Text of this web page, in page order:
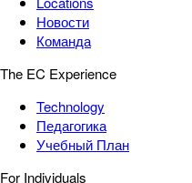
Новости
Команда
The EC Experience
Technology
Педагогика
Учебный План
For Individuals